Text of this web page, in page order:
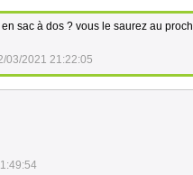
sac à dos ? vous le saurez au
03/2021 21:22:05